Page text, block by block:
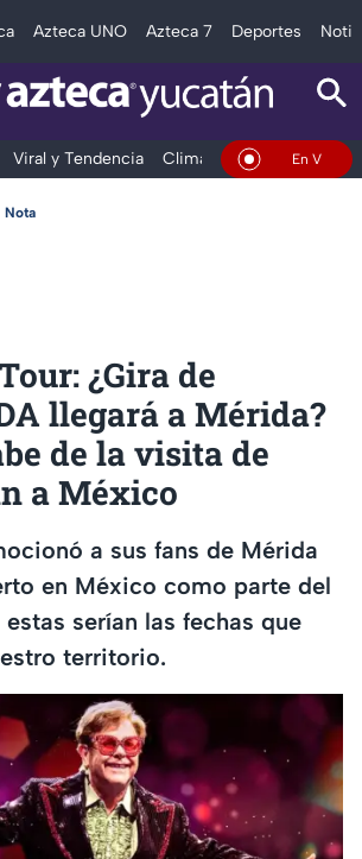
Azteca UNO Azteca 7 Deportes
Viral y Tendencia Clima DeportesEn Vivo
Nota
¿Gira de
llegará a Mérida?
de la visita de
a México
a sus fans de Mérida
en México como parte del
estas serían las fechas que
territorio.